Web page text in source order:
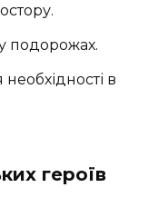
подорожах.
в
героїв